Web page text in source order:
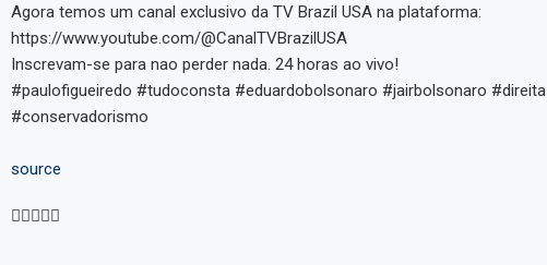
Agora temos um canal exclusivo da TV Brazil USA na plataforma:
https://www.youtube.com/@CanalTVBrazilUSA
Inscrevam-se para nao perder nada. 24 horas ao vivo!
#paulofigueiredo #tudoconsta #eduardobolsonaro #jairbolsonaro #direita
#conservadorismo
source
